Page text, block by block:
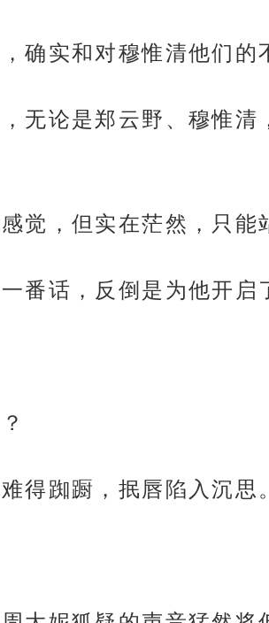
确实和对穆惟清他们的
无论是郑云野、穆惟
觉，但实在茫然，只能
番话，反倒是为他开启
得踟蹰，抿唇陷入沉思